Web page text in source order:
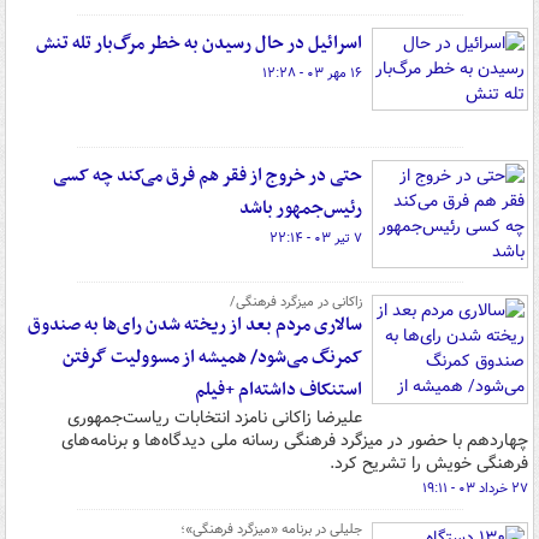
اسرائیل در حال رسیدن به خطر مرگ‌بار تله‌ تنش
۱۶ مهر ۰۳ - ۱۲:۲۸
حتی در خروج از فقر هم فرق می‌کند چه کسی
رئیس‌جمهور باشد
۷ تیر ۰۳ - ۲۲:۱۴
زاکانی در میزگرد فرهنگی/
سالاری مردم بعد از ریخته شدن رای‌ها به صندوق‌
کمرنگ می‌شود/ همیشه از مسوولیت گرفتن
استنکاف داشته‌ام +فیلم
علیرضا زاکانی نامزد انتخابات ریاست‌جمهوری
چهاردهم با حضور در میزگرد فرهنگی رسانه ملی دیدگاه‌ها و برنامه‌های
فرهنگی خویش را تشریح کرد.
۲۷ خرداد ۰۳ - ۱۹:۱۱
جلیلی در برنامه «میزگرد فرهنگی»؛